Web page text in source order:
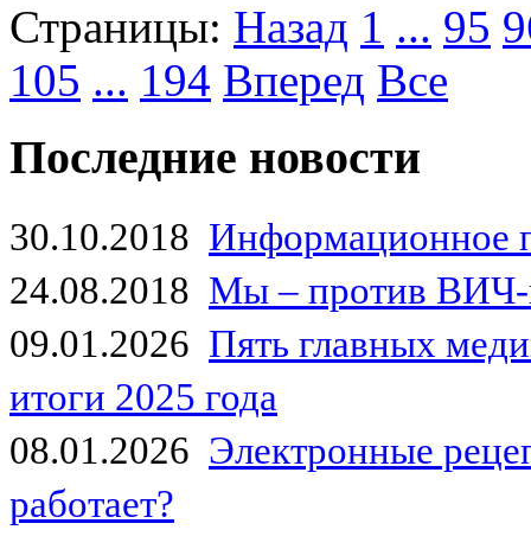
Страницы: Назад 1 ... 95
105 ... 194 Вперед Все
Последние новости
30.10.2018 Информационное
24.08.2018 Мы – против
09.01.2026 Пять главных
итоги 2025 года
08.01.2026 Электронные
работает?